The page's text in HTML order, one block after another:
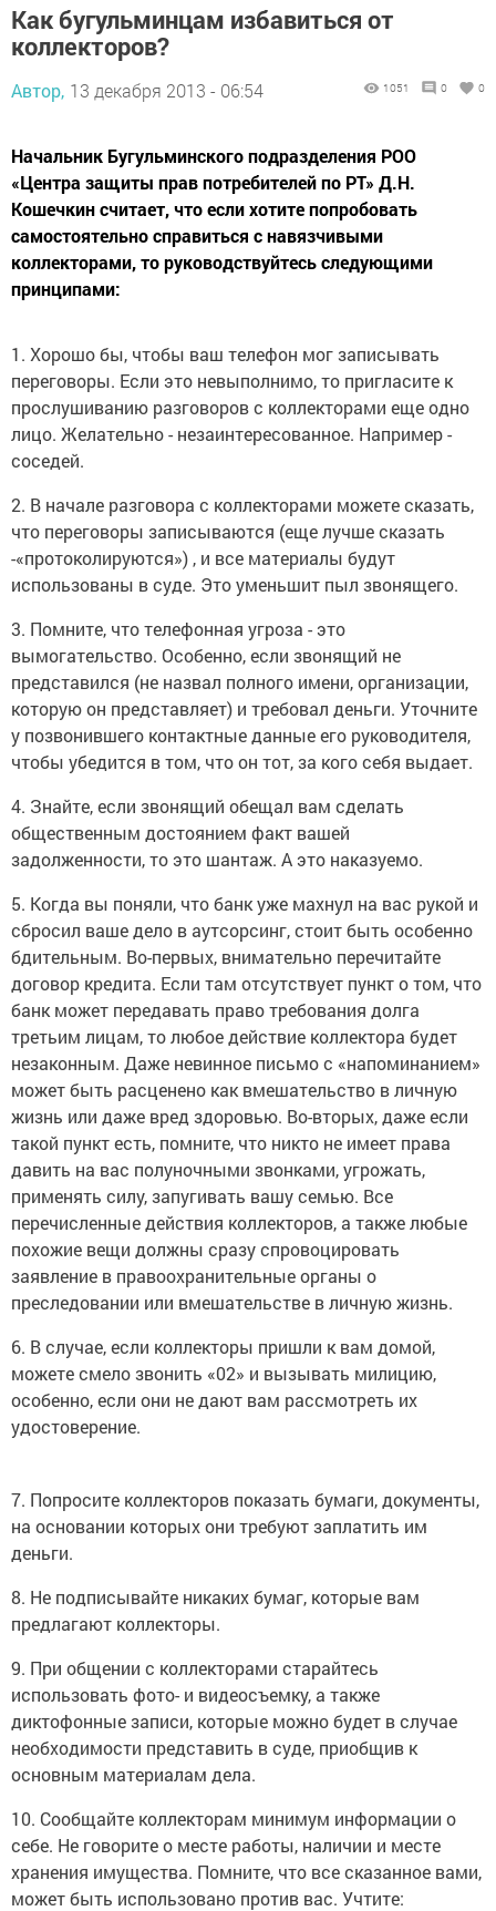
Как бугульминцам избавиться от
коллекторов?
Автор, 13 декабря 2013 - 06:54 1051 0 0
Начальник Бугульминского подразделения РОО
«Центра защиты прав потребителей по РТ» Д.Н.
Кошечкин считает, что если хотите попробовать
самостоятельно справиться с навязчивыми
коллекторами, то руководствуйтесь следующими
принципами:
1. Хорошо бы, чтобы ваш телефон мог записывать
переговоры. Если это невыполнимо, то пригласите к
прослушиванию разговоров с коллекторами еще одно
лицо. Желательно - незаинтересованное. Например -
соседей.
2. В начале разговора с коллекторами можете сказать,
что переговоры записываются (еще лучше сказать
-«протоколируются») , и все материалы будут
использованы в суде. Это уменьшит пыл звонящего.
3. Помните, что телефонная угроза - это
вымогательство. Особенно, если звонящий не
представился (не назвал полного имени, организации,
которую он представляет) и требовал деньги. Уточните
у позвонившего контактные данные его руководителя,
чтобы убедится в том, что он тот, за кого себя выдает.
4. Знайте, если звонящий обещал вам сделать
общественным достоянием факт вашей
задолженности, то это шантаж. А это наказуемо.
5. Когда вы поняли, что банк уже махнул на вас рукой и
сбросил ваше дело в аутсорсинг, стоит быть особенно
бдительным. Во-первых, внимательно перечитайте
договор кредита. Если там отсутствует пункт о том, что
банк может передавать право требования долга
третьим лицам, то любое действие коллектора будет
незаконным. Даже невинное письмо с «напоминанием»
может быть расценено как вмешательство в личную
жизнь или даже вред здоровью. Во-вторых, даже если
такой пункт есть, помните, что никто не имеет права
давить на вас полуночными звонками, угрожать,
применять силу, запугивать вашу семью. Все
перечисленные действия коллекторов, а также любые
похожие вещи должны сразу спровоцировать
заявление в правоохранительные органы о
преследовании или вмешательстве в личную жизнь.
6. В случае, если коллекторы пришли к вам домой,
можете смело звонить «02» и вызывать милицию,
особенно, если они не дают вам рассмотреть их
удостоверение.
7. Попросите коллекторов показать бумаги, документы,
на основании которых они требуют заплатить им
деньги.
8. Не подписывайте никаких бумаг, которые вам
предлагают коллекторы.
9. При общении с коллекторами старайтесь
использовать фото- и видеосъемку, а также
диктофонные записи, которые можно будет в случае
необходимости представить в суде, приобщив к
основным материалам дела.
10. Сообщайте коллекторам минимум информации о
себе. Не говорите о месте работы, наличии и месте
хранения имущества. Помните, что все сказанное вами,
может быть использовано против вас. Учтите: